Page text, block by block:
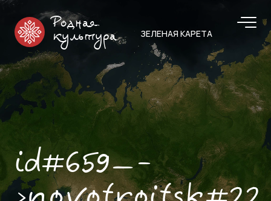
Родная
культура
ЗЕЛЕНАЯ КАРЕТА
id#659—-